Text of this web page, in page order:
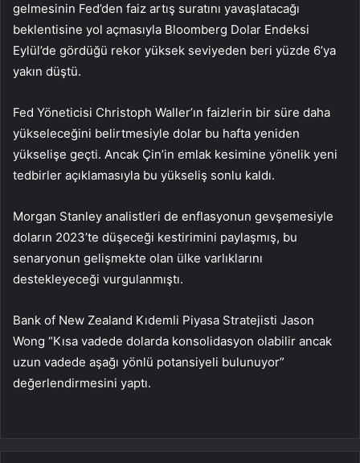
gelmesinin Fed’den faiz artış suratını yavaşlatacağı
beklentisine yol açmasıyla Bloomberg Dolar Endeksi
Eylül’de gördüğü rekor yüksek seviyeden beri yüzde 6’ya
yakın düştü.
Fed Yöneticisi Christoph Waller’ın faizlerin bir süre daha
yükseleceğini belirtmesiyle dolar bu hafta yeniden
yükselişe geçti. Ancak Çin’in emlak kesimine yönelik yeni
tedbirler açıklamasıyla bu yükseliş sonlu kaldı.
Morgan Stanley analistleri de enflasyonun gevşemesiyle
doların 2023’te düşeceği kestirimini paylaşmış, bu
senaryonun gelişmekte olan ülke varlıklarını
destekleyeceği vurgulanmıştı.
Bank of New Zealand Kıdemli Piyasa Stratejisti Jason
Wong “Kısa vadede dolarda konsolidasyon olabilir ancak
uzun vadede aşağı yönlü potansiyeli bulunuyor”
değerlendirmesini yaptı.